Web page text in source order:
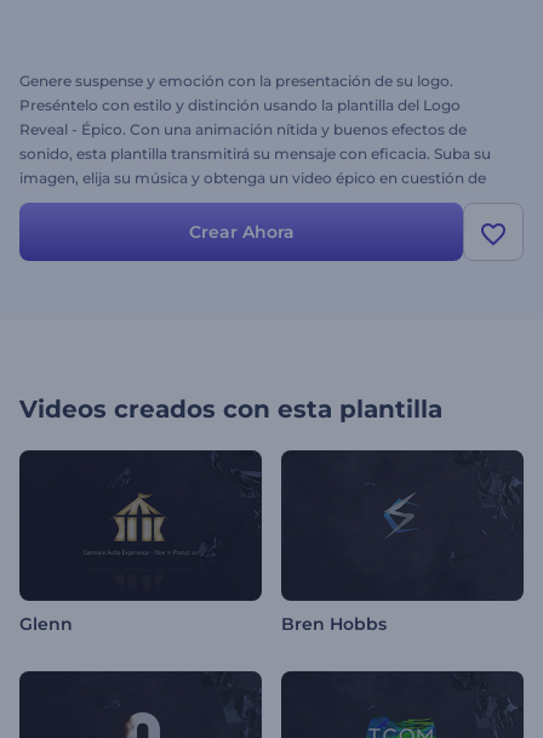
Genere suspense y emoción con la presentación de su logo.
Preséntelo con estilo y distinción usando la plantilla del Logo
Reveal - Épico. Con una animación nítida y buenos efectos de
sonido, esta plantilla transmitirá su mensaje con eficacia. Suba su
imagen, elija su música y obtenga un video épico en cuestión de
minutos. Pruébelo ahora.
Crear Ahora
Videos creados con esta plantilla
Glenn Bren Hobbs